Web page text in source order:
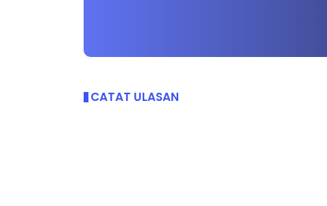
CATAT ULASAN